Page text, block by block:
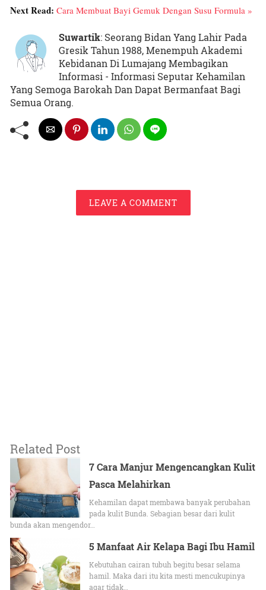
Next Read: Cara Membuat Bayi Gemuk Dengan Susu Formula »
Suwartik: Seorang Bidan Yang Lahir Pada
Gresik Tahun 1988, Menempuh Akademi
Kebidanan Di Lumajang Membagikan
Informasi - Informasi Seputar Kehamilan
Yang Semoga Barokah Dan Dapat Bermanfaat Bagi
Semua Orang.
LEAVE A COMMENT
Related Post
7 Cara Manjur Mengencangkan Kulit
Pasca Melahirkan
Kehamilan dapat membawa banyak perubahan
pada kulit Bunda. Sebagian besar dari kulit
bunda akan mengendor…
5 Manfaat Air Kelapa Bagi Ibu Hamil
Kebutuhan cairan tubuh begitu besar selama
hamil. Maka dari itu kita mesti mencukupinya
agar tidak…